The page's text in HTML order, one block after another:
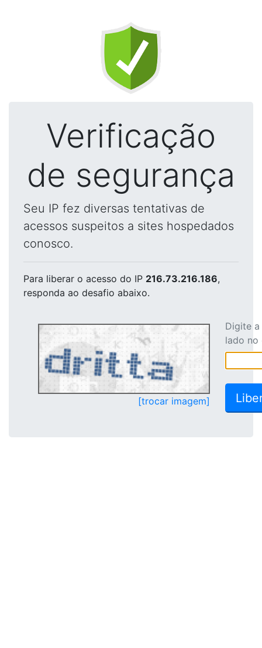
Verificação
de segurança
Seu IP fez diversas tentativas de
acessos suspeitos a sites hospedados
conosco.
Para liberar o acesso do IP 216.73.216.186,
responda ao desafio abaixo.
[trocar imagem]
Digite
lado no